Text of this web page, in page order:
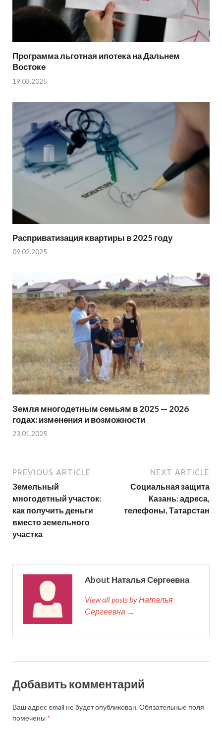
Программа льготная ипотека на Дальнем
Востоке
19.03.2025
Расприватизация квартиры в 2025 году
09.02.2025
Земля многодетным семьям в 2025 — 2026
годах: изменения и возможности
23.01.2025
PREVIOUS ARTICLE
Земельный
многодетный участок:
как получить деньги
вместо земельного
участка
NEXT ARTICLE
Социальная защита
Казань: адреса,
телефоны, Татарстан
About Наталья Сергеевна
View all posts by Наталья
Сергеевна →
Добавить комментарий
Ваш адрес email не будет опубликован.Обязательные поля
помечены *